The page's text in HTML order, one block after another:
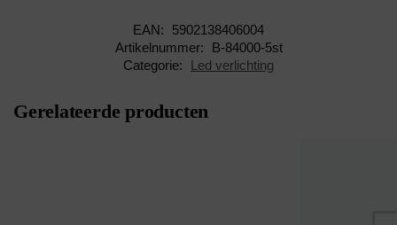
EAN:
5902138406004
Artikelnummer:
B-84000-5st
Categorie:
Led verlichting
Gerelateerde producten